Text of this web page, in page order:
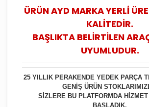
ÜRÜN AYD MARKA YERLİ
KALİTEDİR.
BAŞLIKTA BELİRTİLEN
UYUMLUDUR.
25 YILLIK PERAKENDE YEDEK PARÇA
GENİŞ ÜRÜN
SİZLERE BU PLATFORMDA
BAŞLADIK.